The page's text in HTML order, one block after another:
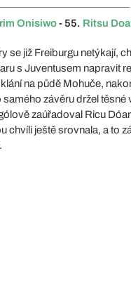
Onisiwo- 55. Ritsu
se již Freiburgu netýkají,
s Juventusem napravit
na půdě Mohuče,
samého závěru držel těsné
zaúřadoval Ricu
chvíli ještě srovnala, a to